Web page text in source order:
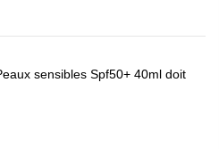
sensibles Spf50+ 40ml doit